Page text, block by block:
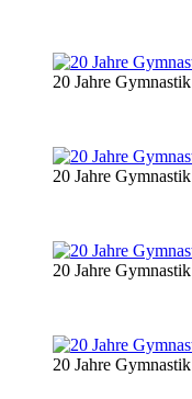
20 Jahre Gymnastik
20 Jahre Gymnastik
20 Jahre Gymnastik
20 Jahre Gymnastik